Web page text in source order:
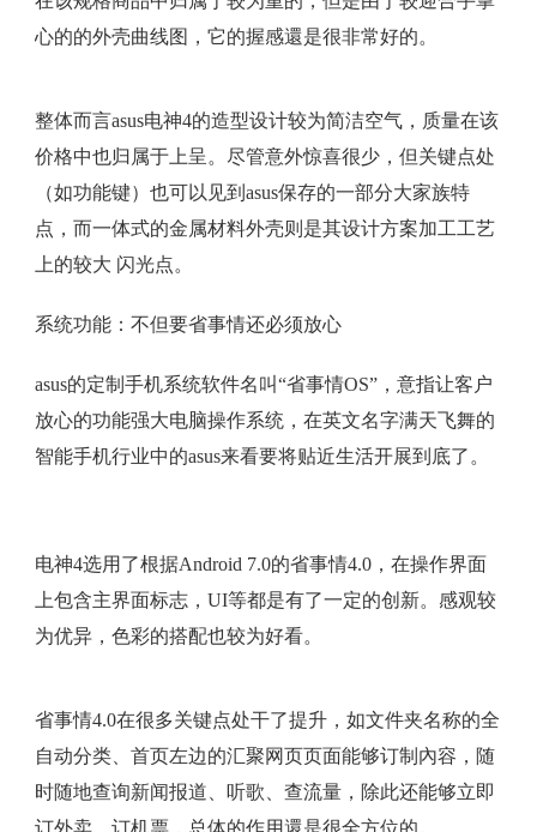
心的的外壳曲线图，它的握感還是很非常好的。
整体而言asus电神4的造型设计较为简洁空气，质量在该
价格中也归属于上呈。尽管意外惊喜很少，但关键点处
（如功能键）也可以见到asus保存的一部分大家族特
点，而一体式的金属材料外壳则是其设计方案加工工艺
上的较大 闪光点。
系统功能：不但要省事情还必须放心
asus的定制手机系统软件名叫“省事情OS”，意指让客户
放心的功能强大电脑操作系统，在英文名字满天飞舞的
智能手机行业中的asus来看要将贴近生活开展到底了。
电神4选用了根据Android 7.0的省事情4.0，在操作界面
上包含主界面标志，UI等都是有了一定的创新。感观较
为优异，色彩的搭配也较为好看。
省事情4.0在很多关键点处干了提升，如文件夹名称的全
自动分类、首页左边的汇聚网页页面能够订制內容，随
时随地查询新闻报道、听歌、查流量，除此还能够立即
订外卖、订机票，总体的作用還是很全方位的。